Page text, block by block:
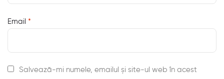
Email *
Salvează-mi numele, emailul și site-ul web în acest